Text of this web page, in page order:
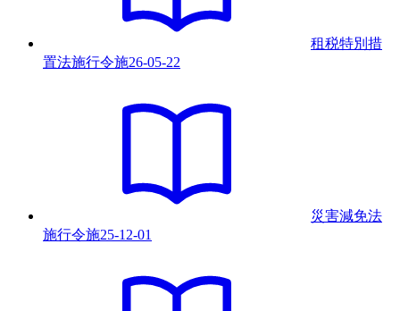
租税特別措
置法施行令施26-05-22
災害減免法
施行令施25-12-01